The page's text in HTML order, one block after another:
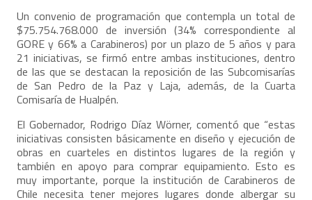
Un convenio de programación que contempla un total de
$75.754.768.000 de inversión (34% correspondiente al
GORE y 66% a Carabineros) por un plazo de 5 años y para
21 iniciativas, se firmó entre ambas instituciones, dentro
de las que se destacan la reposición de las Subcomisarías
de San Pedro de la Paz y Laja, además, de la Cuarta
Comisaría de Hualpén.
El Gobernador, Rodrigo Díaz Wörner, comentó que “estas
iniciativas consisten básicamente en diseño y ejecución de
obras en cuarteles en distintos lugares de la región y
también en apoyo para comprar equipamiento. Esto es
muy importante, porque la institución de Carabineros de
Chile necesita tener mejores lugares donde albergar su